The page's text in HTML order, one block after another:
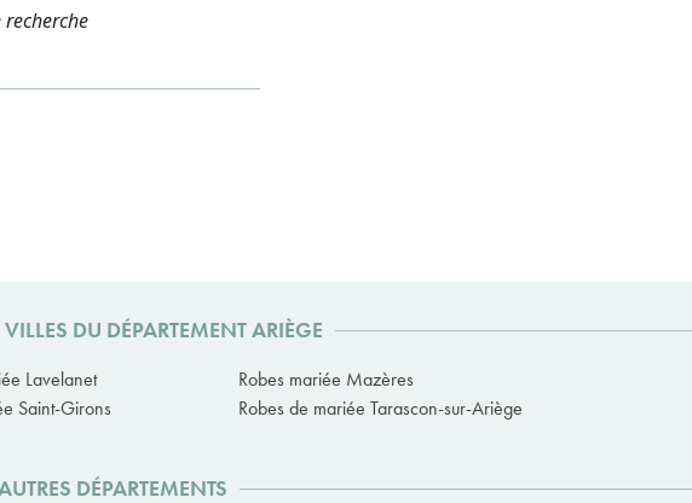
DU DÉPARTEMENT ARIÈGE
Lavelanet
Robes mariée Mazères
Saint-Girons
Robes de mariée Tarascon-sur-Ariège
DÉPARTEMENTS